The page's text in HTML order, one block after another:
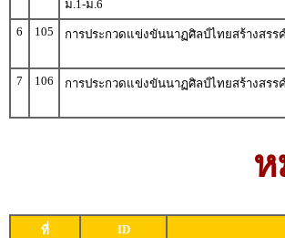
ม.1-ม.6
6
105 การประกวดแข่งขันนาฏศิลป์ไทยสร้างสรร
7
106 การประกวดแข่งขันนาฏศิลป์ไทยสร้างสรร
ห
ที่ ID